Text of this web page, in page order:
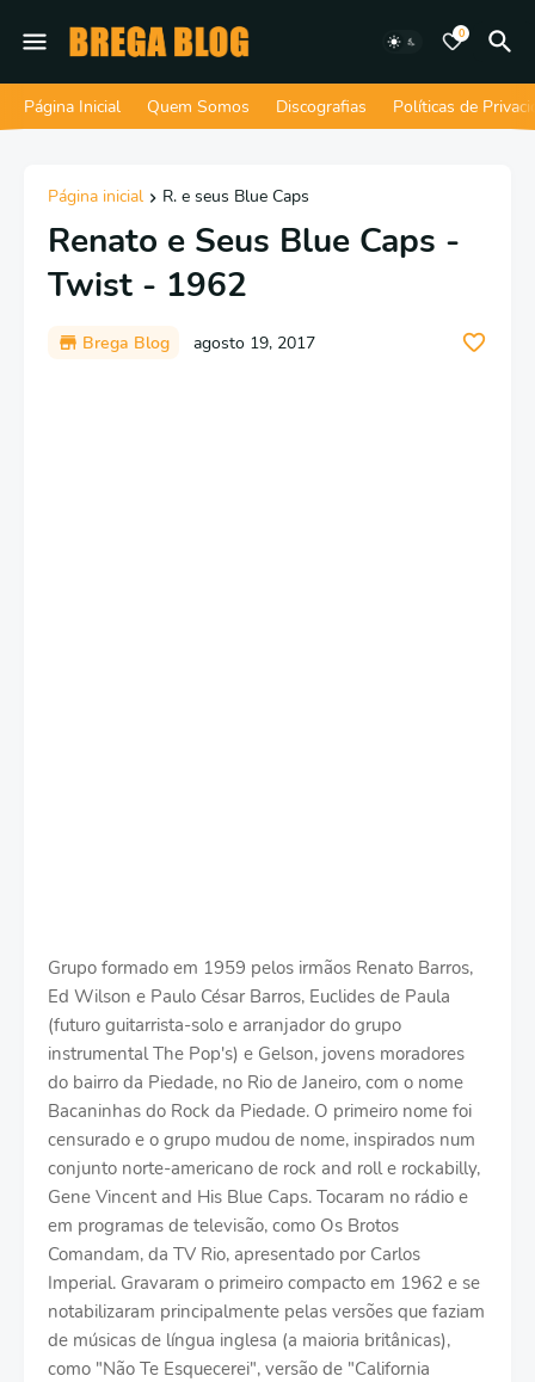
0
Página Inicial Quem Somos Discografias Políticas de
Página inicial R. e seus Blue Caps
Renato e Seus Blue Caps -
Twist - 1962
Brega Blog agosto 19, 2017
Grupo formado em 1959 pelos irmãos Renato Barros,
Ed Wilson e Paulo César Barros, Euclides de Paula
(futuro guitarrista-solo e arranjador do grupo
instrumental The Pop's) e Gelson, jovens moradores
do bairro da Piedade, no Rio de Janeiro, com o nome
Bacaninhas do Rock da Piedade. O primeiro nome foi
censurado e o grupo mudou de nome, inspirados num
conjunto norte-americano de rock and roll e rockabilly,
Gene Vincent and His Blue Caps. Tocaram no rádio e
em programas de televisão, como Os Brotos
Comandam, da TV Rio, apresentado por Carlos
Imperial. Gravaram o primeiro compacto em 1962 e se
notabilizaram principalmente pelas versões que faziam
de músicas de língua inglesa (a maioria britânicas),
como "Não Te Esquecerei", versão de "California